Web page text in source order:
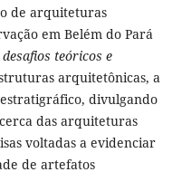
de arquiteturas
em Belém do Pará
desafios teóricos e
arquitetônicas, a
divulgando
das arquiteturas
voltadas a evidenciar
de artefatos